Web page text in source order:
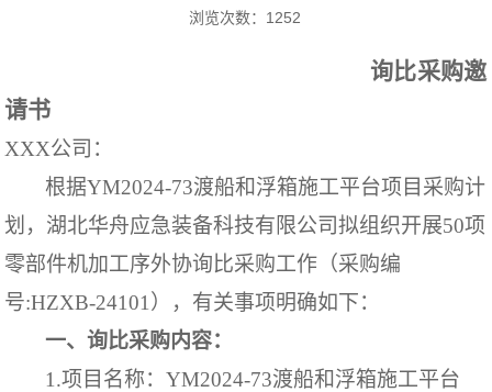
浏览次数： 1252
询比采购邀
请书
XXX公司 ：
根据YM2024-73渡船和浮箱施工平台项目采购计
划，湖北华舟应急装备科技有限公司拟组织开展50项
零部件机加工序外协询比采购工作（采购编
号:HZXB-24101），有关事项明确如下：
一、询比采购内容：
1.项目名称：YM2024-73渡船和浮箱施工平台